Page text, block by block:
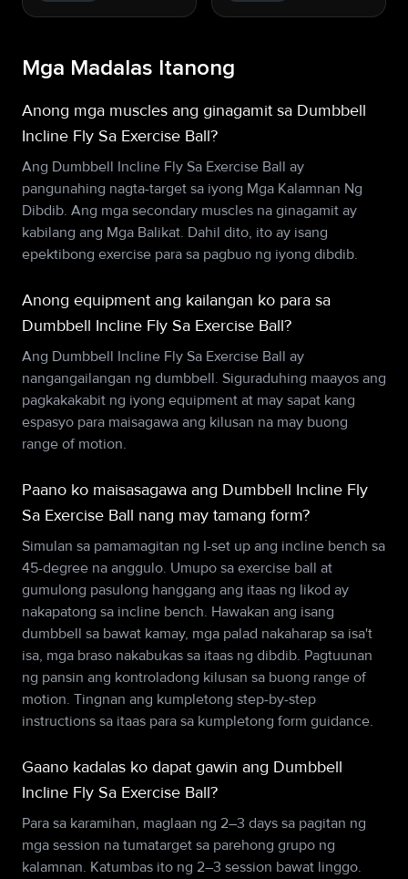
Mga Madalas Itanong
Anong mga muscles ang ginagamit sa Dumbbell
Incline Fly Sa Exercise Ball?
Ang Dumbbell Incline Fly Sa Exercise Ball ay
pangunahing nagta-target sa iyong Mga Kalamnan Ng
Dibdib. Ang mga secondary muscles na ginagamit ay
kabilang ang Mga Balikat. Dahil dito, ito ay isang
epektibong exercise para sa pagbuo ng iyong dibdib.
Anong equipment ang kailangan ko para sa
Dumbbell Incline Fly Sa Exercise Ball?
Ang Dumbbell Incline Fly Sa Exercise Ball ay
nangangailangan ng dumbbell. Siguraduhing maayos ang
pagkakakabit ng iyong equipment at may sapat kang
espasyo para maisagawa ang kilusan na may buong
range of motion.
Paano ko maisasagawa ang Dumbbell Incline Fly
Sa Exercise Ball nang may tamang form?
Simulan sa pamamagitan ng I-set up ang incline bench sa
45-degree na anggulo. Umupo sa exercise ball at
gumulong pasulong hanggang ang itaas ng likod ay
nakapatong sa incline bench. Hawakan ang isang
dumbbell sa bawat kamay, mga palad nakaharap sa isa't
isa, mga braso nakabukas sa itaas ng dibdib. Pagtuunan
ng pansin ang kontroladong kilusan sa buong range of
motion. Tingnan ang kumpletong step-by-step
instructions sa itaas para sa kumpletong form guidance.
Gaano kadalas ko dapat gawin ang Dumbbell
Incline Fly Sa Exercise Ball?
Para sa karamihan, maglaan ng 2–3 days sa pagitan ng
mga session na tumatarget sa parehong grupo ng
kalamnan. Katumbas ito ng 2–3 session bawat linggo.